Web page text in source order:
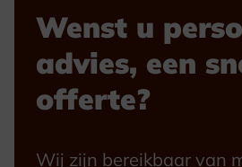
Wenst u
advies, een
offerte?
Wij zijn bereikbaar van